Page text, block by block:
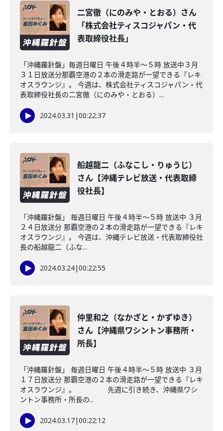
二宮徹（にのみや・とおる）さん
「株式会社ティスコジャパン・代
表取締役社長」
「沖縄羅針盤」毎週日曜日 午後４時半～５時 放送中３月
３１日放送分那覇空港の２本の滑走路が一望できる『レキ
オスラウンジ』。 今週は、株式会社ティスコジャパン・代
表取締役社長の二宮徹（にのみや・とおる）...
2024.03.31 |00:22:37
船越龍二（ふなこし・りゅうじ）
さん【沖縄テレビ放送・代表取締
役社長】
「沖縄羅針盤」 毎週日曜日 午後４時半～５時 放送中 ３月
２４日放送分 那覇空港の２本の滑走路が一望できる『レキ
オスラウンジ』。 今週は、沖縄テレビ放送・代表取締役社
長の船越龍二（ふな...
2024.03.24|00:22:55
仲里和之（なかざと・かずゆき）
さん【沖縄県ワシントン事務所・
所長】
「沖縄羅針盤」 毎週日曜日 午後４時半～５時 放送中 ３月
１７日放送分 那覇空港の２本の滑走路が一望できる『レキ
オスラウンジ』。 先週に引き続き、沖縄県ワシ
ントン事務所・所長の...
2024.03.17|00:22:12